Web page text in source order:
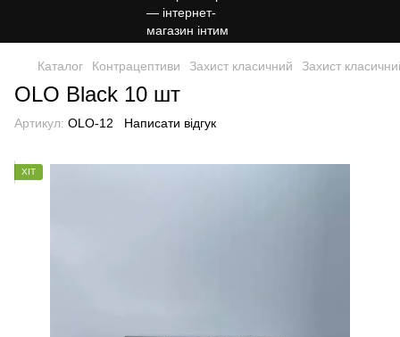
Каталог Контрацептиви Захист класичний Захист
OLO Black 10 шт
Артикул: OLO-12 Написати відгук
ХІТ